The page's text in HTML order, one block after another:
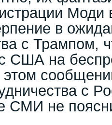
Моди
в
с Трампом,
США на
этом
с
СМИ не